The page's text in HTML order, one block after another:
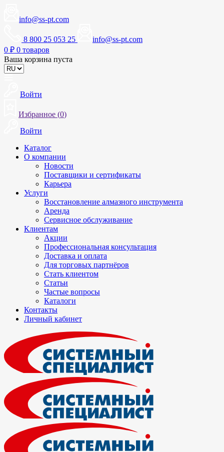
info@ss-pt.com
8 800 25 053 25
info@ss-pt.com
0 ₽ 0 товаров
Ваша корзина пуста
Войти
Избранное (0)
Войти
Каталог
О компании
Новости
Поставщики и сертификаты
Карьера
Услуги
Восстановление алмазного инструмента
Аренда
Сервисное обслуживание
Клиентам
Акции
Профессиональная консультация
Доставка и оплата
Для торговых партнёров
Стать клиентом
Статьи
Частые вопросы
Каталоги
Контакты
Личный кабинет